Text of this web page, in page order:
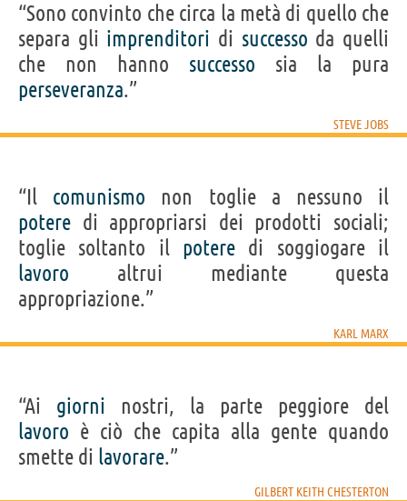
“Sono convinto che circa la metà di quello che
separa gli imprenditori di successo da quelli
che non hanno successo sia la pura
perseveranza.”
STEVE JOBS
“Il comunismo non toglie a nessuno il
potere di appropriarsi dei prodotti sociali;
toglie soltanto il potere di soggiogare il
lavoro altrui mediante questa
appropriazione.”
KARL MARX
“Ai giorni nostri, la parte peggiore del
lavoro è ciò che capita alla gente quando
smette di lavorare.”
GILBERT KEITH CHESTERTON